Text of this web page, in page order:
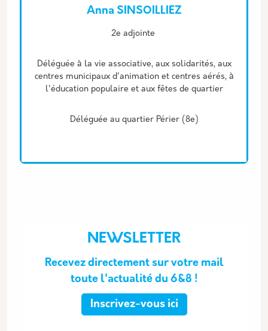
Anna SINSOILLIEZ
2e adjointe
Déléguée à la vie associative, aux solidarités, aux
centres municipaux d'animation et centres aérés, à
l'éducation populaire et aux fêtes de quartier
Déléguée au quartier Périer (8e)
NEWSLETTER
Recevez directement sur votre mail
toute l'actualité du 6&8 !
Inscrivez-vous ici